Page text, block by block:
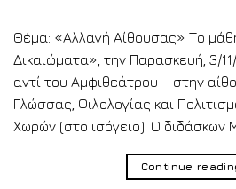
Θέμα: «Αλλαγή Αίθουσας» Το
Δικαιώματα», την Παρασκευή, 3/
αντί του Αμφιθεάτρου – στην
Γλώσσας, Φιλολογίας και
Χωρών (στο ισόγειο). Ο διδάσκων
Continue